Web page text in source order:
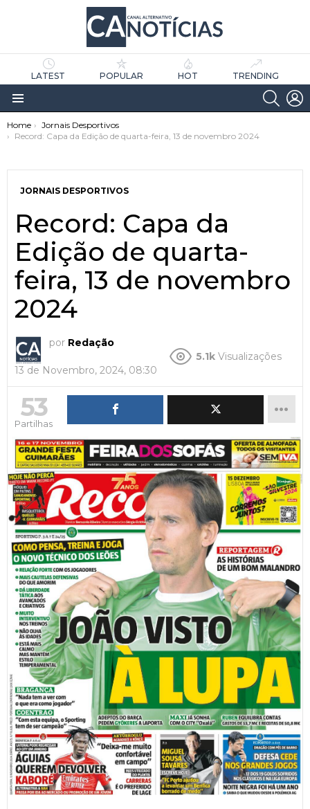
LATEST POPULAR HOT TRENDING
Menu
You are here:
Home
Jornais Desportivos
Record: Capa da Edição de quarta-feira, 13 de novembro 2024
JORNAIS DESPORTIVOS
Record: Capa da
Edição de quarta-
feira, 13 de novembro
2024
por Redação
13 de Novembro, 2024, 08:30
5.1k Visualizações
53
Partilhas